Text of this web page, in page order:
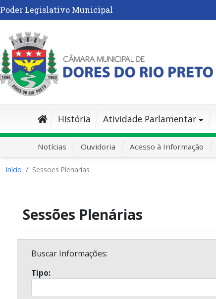
Poder Legislativo Municipal
História Atividade Parlamentar
Notícias Ouvidoria Acesso à Informação
Início Sessoes Plenarias
Sessões Plenárias
Buscar Informações:
Tipo: